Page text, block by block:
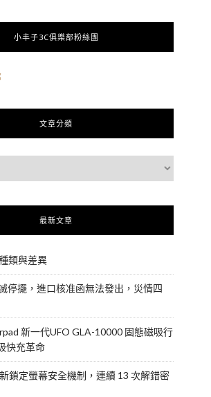
小丰子3C俱樂部粉絲團
文章分類
最新文章
類與差異
停擺，進口核准函無法發出，災情四
新一代UFO GLA-10000 固態磁吸行
快充革命
鎖定螢幕安全機制，連續 13 次解錯密